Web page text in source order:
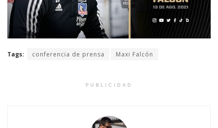
Tags: conferencia de prensa Maxi Falcón
PUBLICIDAD